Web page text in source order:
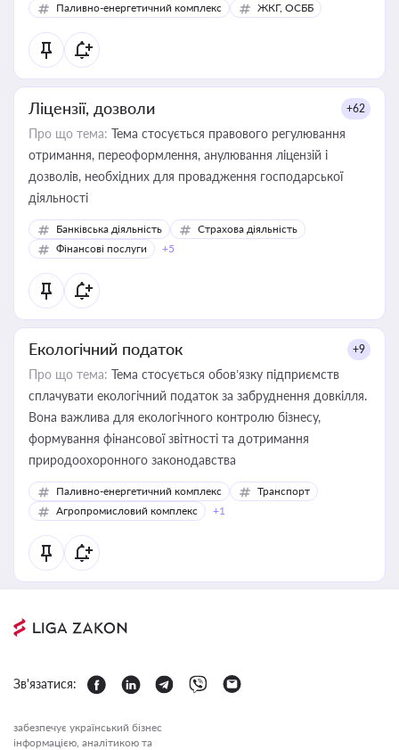
Паливно-енергетичний комплекс ЖКГ, ОСББ
Ліцензії, дозволи +62
Про що тема: Тема стосується правового регулювання
отримання, переоформлення, анулювання ліцензій і
дозволів, необхідних для провадження господарської
діяльності
Банківська діяльність
Страхова діяльність
Фінансові послуги
+5
Екологічний податок +9
Про що тема: Тема стосується обов’язку підприємств
сплачувати екологічний податок за забруднення довкілля.
Вона важлива для екологічного контролю бізнесу,
формування фінансової звітності та дотримання
природоохоронного законодавства
Паливно-енергетичний комплекс
Транспорт
Агропромисловий комплекс
+1
Зв'язатися:
забезпечує український бізнес
інформацією, аналітикою та